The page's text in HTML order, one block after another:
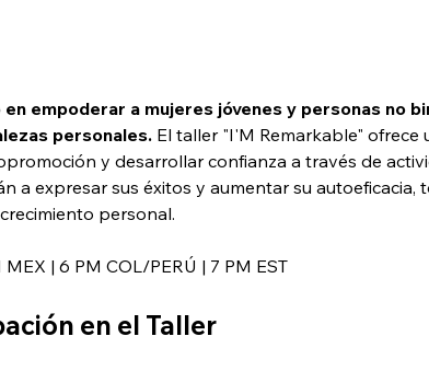
empoderar a mujeres jóvenes y personas no
personales. El taller "I'M Remarkable" ofrece
y desarrollar confianza a través de
a expresar sus éxitos y aumentar su
personal.
MEX | 6 PM COL/PERÚ | 7 PM EST
en el Taller